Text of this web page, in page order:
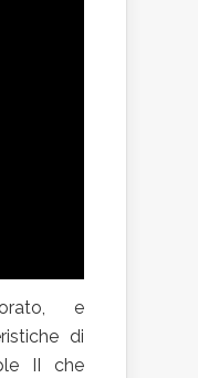
e
di
II che